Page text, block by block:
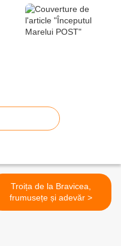
Troița de la Bravicea,
frumusețe și adevăr >